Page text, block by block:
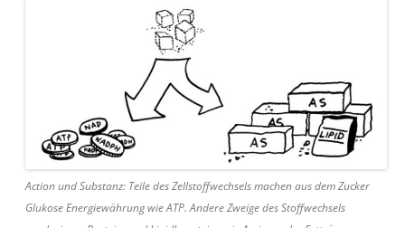
Action und Substanz: Teile des Zellstoffwechsels machen aus dem Zucker
Glukose Energiewährung wie ATP. Andere Zweige des Stoffwechsels